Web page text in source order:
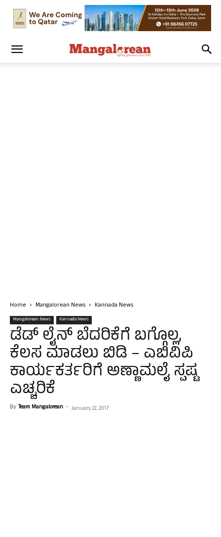
Home Mangalorean News Kannada News
Mangalorean News Kannada News
ಡೆಡ್ ಲೈನ್ ಬೆದರಿಕೆಗೆ ಬಗ್ಗೊಲ್ಲ,
ಕೆಲಸ ಮಾಡಲು ಬಿಡಿ – ಎಬಿವಿಪಿ
ಕಾರ್ಯಕರ್ತರಿಗೆ ಅಣ್ಣಾಮಲೈ ಸ್ಪಷ್ಟ
ಎಚ್ಚರಿಕೆ
By Team Mangalorean - January 22, 2017